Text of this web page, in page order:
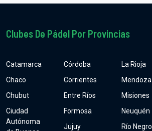
Clubes De Pádel Por Provincias
Catamarca
Chaco
Chubut
Ciudad
Autónoma
Córdoba
Corrientes
Entre Ríos
Formosa
Jujuy
La Rioja
Mendoza
Misiones
Neuquén
Río Negro